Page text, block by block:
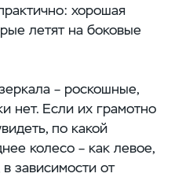
хорошая
летят на боковые
– роскошные,
нет. Если их грамотно
по какой
колесо – как левое,
зависимости от